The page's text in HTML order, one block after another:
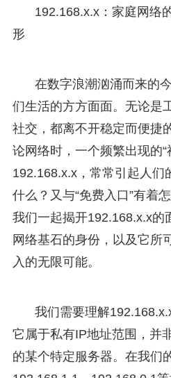
192.168.x.x：家庭网络
形
在数字浪潮汹涌而来的
们生活的方方面面。无论是
社交，都离不开稳定而便捷
论网络时，一个频繁出现的
192.168.x.x，常常引起人们
什么？又与“免费入口”有着
我们一起揭开192.168.x.x的
网络基石的身份，以及它所
入的无限可能。
我们需要理解
它属于私有IP地址范围，并
的某个特定服务器。在我们